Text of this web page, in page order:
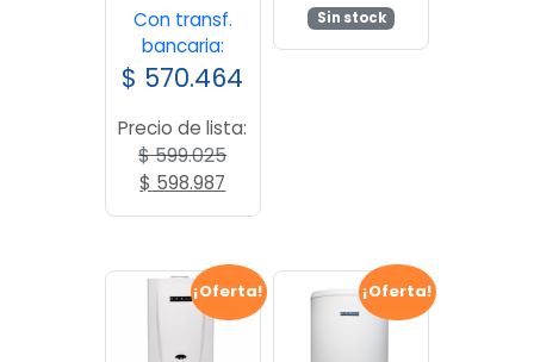
Con transf.
bancaria:
$ 570.464
Precio de lista:
$599.025
El
$ 599.025.
$ 598.987
precio
es:
$ 598.987.
Sin stock
¡Oferta! ¡Oferta!